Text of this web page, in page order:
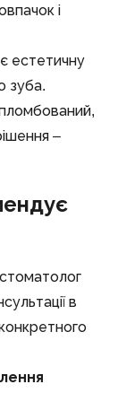
і
естетичну
зуба.
–
в